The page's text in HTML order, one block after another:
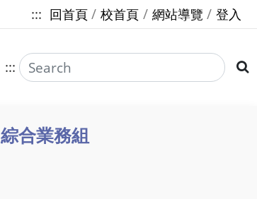
::: 回首頁 校首頁 網站導覽 登入
:::
綜合業務組